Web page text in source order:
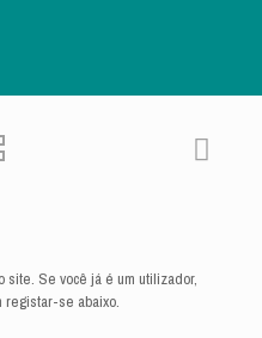
site. Se você já é um utilizador,
registar-se abaixo.